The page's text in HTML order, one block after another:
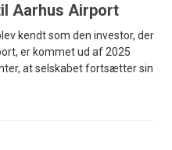
Aarhus Airport
kendt som den investor, der
er kommet ud af 2025
at selskabet fortsætter sin